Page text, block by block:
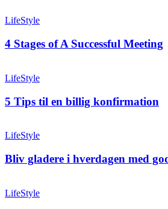
LifeStyle
4 Stages of A Successful Meeting
LifeStyle
5 Tips til en billig konfirmation
LifeStyle
Bliv gladere i hverdagen med
LifeStyle